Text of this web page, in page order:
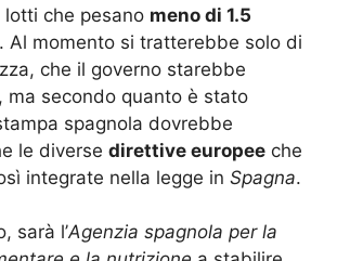
lotti che pesano meno di 1.5
. Al momento si tratterebbe solo di
che il governo starebbe
ma secondo quanto è stato
spagnola dovrebbe
le diverse direttive europee che
integrate nella legge in Spagna.
sarà l’Agenzia spagnola per la